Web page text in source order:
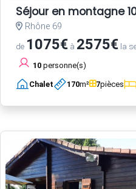
Séjour en montagne
Rhône 69
de 1075€ à 2575€ la
10 personne(s)
Chalet 170m² 7pièces